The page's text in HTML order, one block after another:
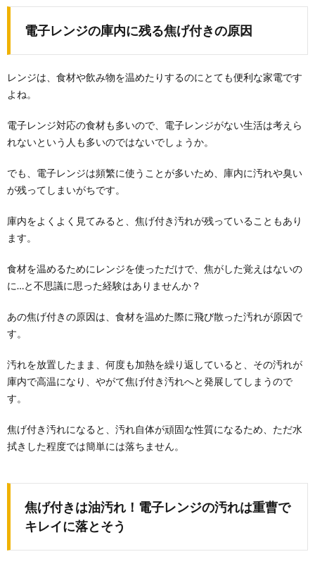
落ち葉掃除に便利な道具とその使い方のコ
ツについて解説します
電子レンジの庫内に残る焦げ付きの原因
レンジは、食材や飲み物を温めたりするのにとても便利な家電です
よね。
電子レンジ対応の食材も多いので、電子レンジがない生活は考えら
れないという人も多いのではないでしょうか。
でも、電子レンジは頻繁に使うことが多いため、庫内に汚れや臭い
が残ってしまいがちです。
庫内をよくよく見てみると、焦げ付き汚れが残っていることもあり
ます。
食材を温めるためにレンジを使っただけで、焦がした覚えはないの
に…と不思議に思った経験はありませんか？
あの焦げ付きの原因は、食材を温めた際に飛び散った汚れが原因で
す。
汚れを放置したまま、何度も加熱を繰り返していると、その汚れが
庫内で高温になり、やがて焦げ付き汚れへと発展してしまうので
す。
焦げ付き汚れになると、汚れ自体が頑固な性質になるため、ただ水
拭きした程度では簡単には落ちません。
焦げ付きは油汚れ！電子レンジの汚れは重曹で
キレイに落とそう